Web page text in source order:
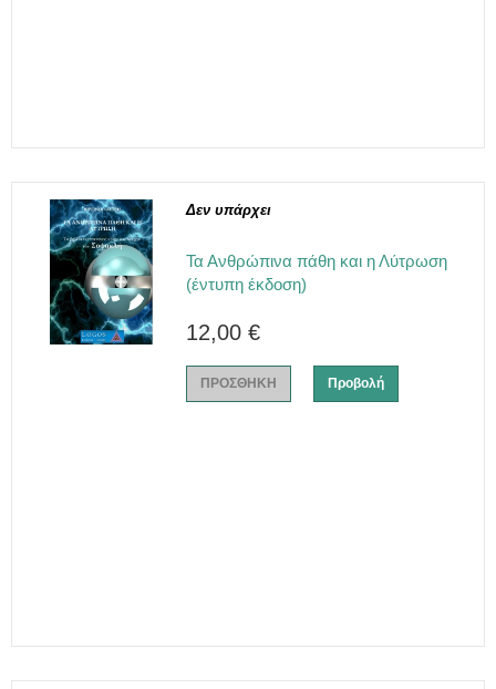
Δεν υπάρχει
Τα Ανθρώπινα πάθη και η Λύτρωση
(έντυπη έκδοση)
12,00 €
ΠΡΟΣΘΗΚΗ Προβολή